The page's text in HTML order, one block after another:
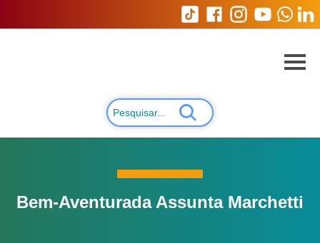
Bem-Aventurada Assunta Marchetti